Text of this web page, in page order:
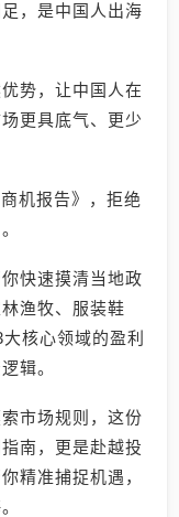
，是中国人出海
势，让中国人在
更具底气、更少
机报告》，拒绝
快速摸清当地政
渔牧、服装鞋
核心领域的盈利
辑。
市场规则，这份
南，更是赴越投
精准捕捉机遇，